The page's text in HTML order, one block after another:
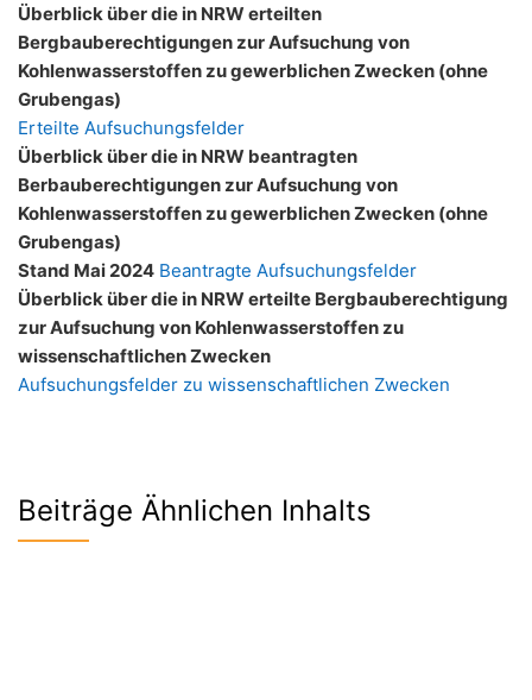
Überblick über die in NRW erteilten
Bergbauberechtigungen zur Aufsuchung von
Kohlenwasserstoffen zu gewerblichen Zwecken (ohne
Grubengas)
Erteilte Aufsuchungsfelder
Überblick über die in NRW beantragten
Berbauberechtigungen zur Aufsuchung von
Kohlenwasserstoffen zu gewerblichen Zwecken (ohne
Grubengas)
Stand Mai 2024 Beantragte Aufsuchungsfelder
Überblick über die in NRW erteilte Bergbauberechtigung
zur Aufsuchung von Kohlenwasserstoffen zu
wissenschaftlichen Zwecken
Aufsuchungsfelder zu wissenschaftlichen Zwecken
Beiträge Ähnlichen Inhalts